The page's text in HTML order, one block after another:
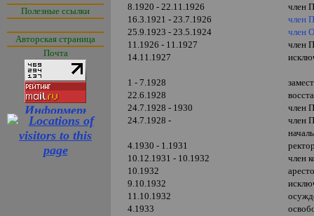
Полезные ссылки
Авторская страница
Почта
8.1920 - 22.11.1926
член
16.3.1921 - 23.7.1926
член
25.9.1923 - 23.5.1924
член
11.1926 - 11.1927
член
14.11.1927
1 - 7.1928
22.6.1928
24.7.1928 - 1930
член
24.7.1928 -
член
4.1930 - 1.1931
10.12.1931 - 10.1932
член
10.1932
9.10.1932
11.10.1932
4.1933